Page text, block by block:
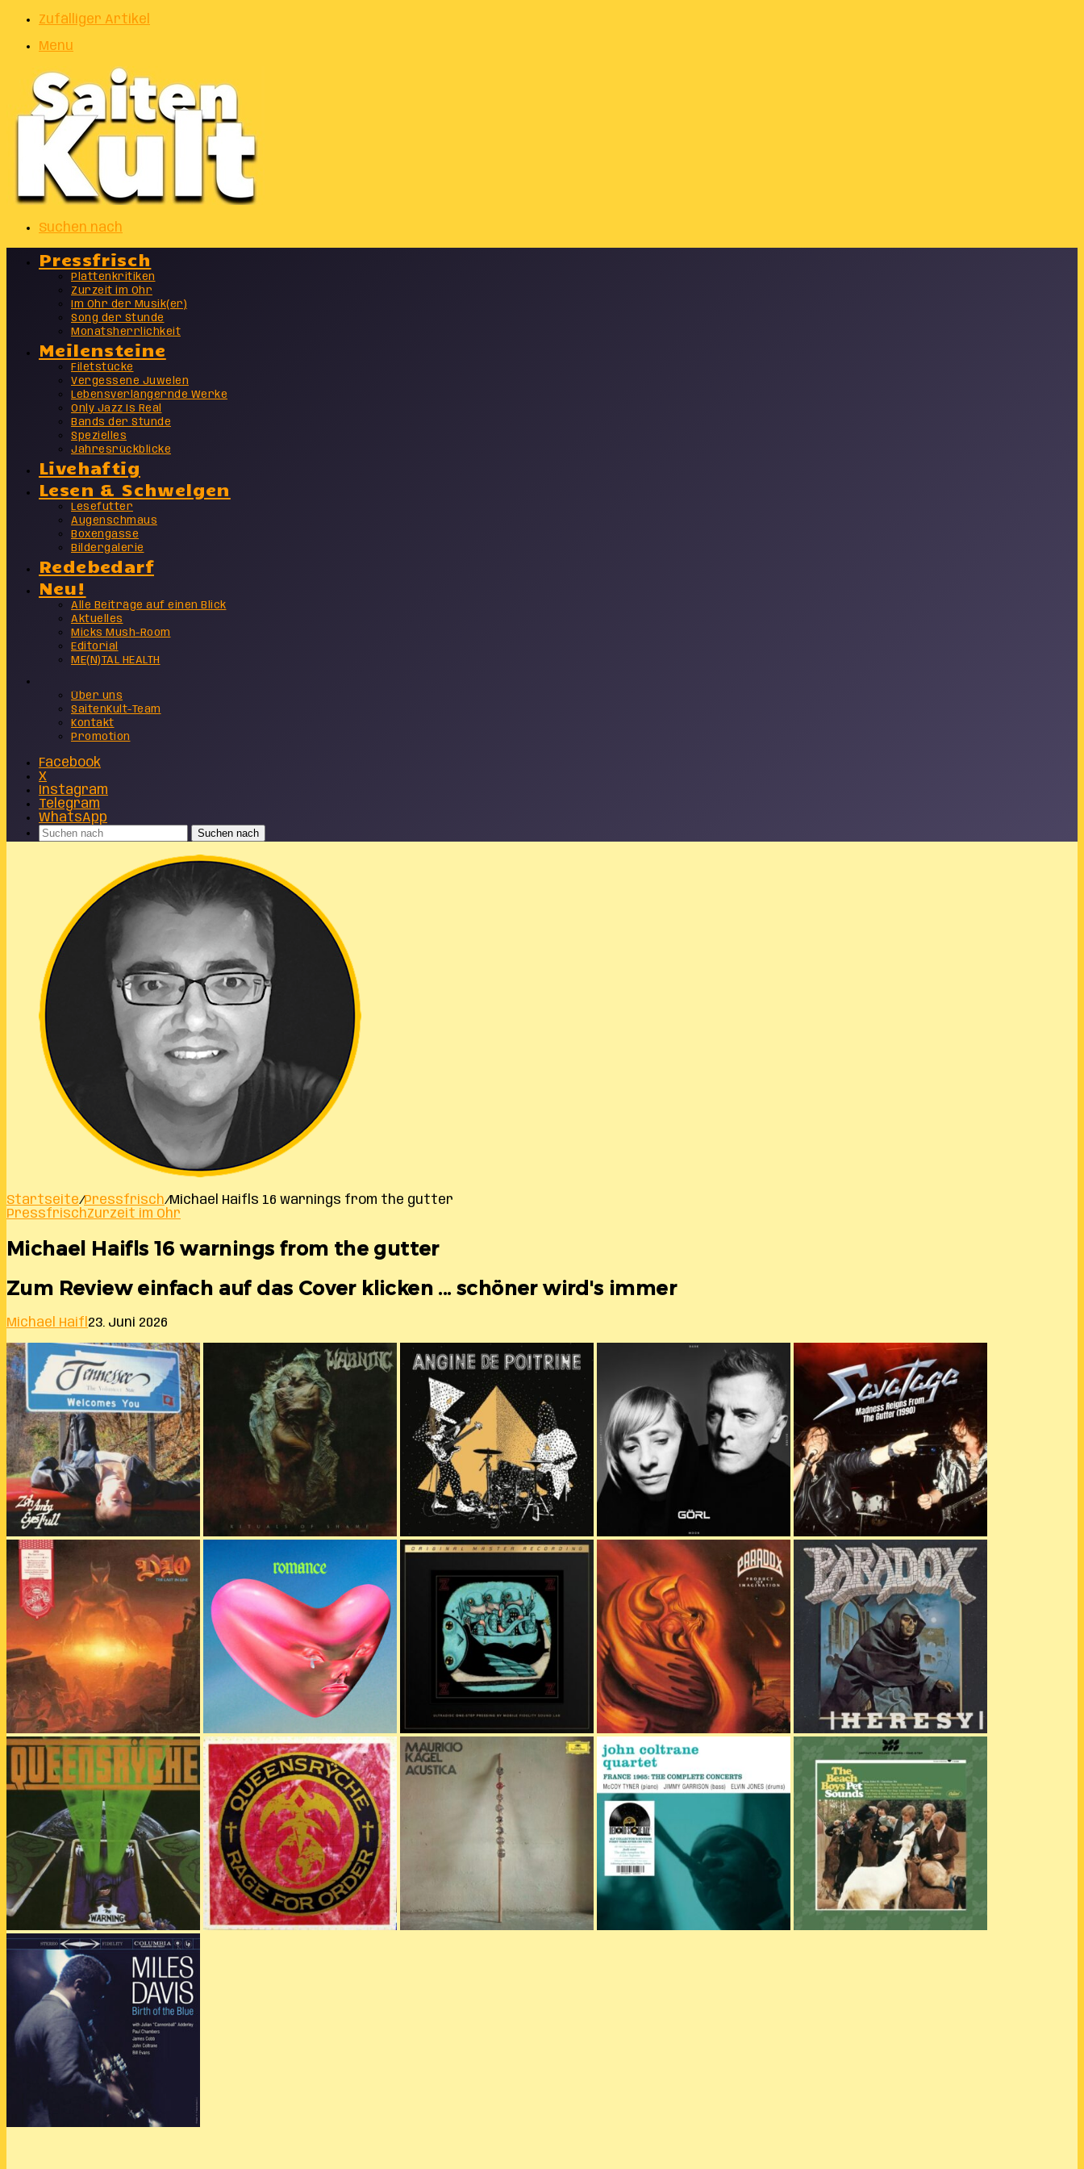
Zufälliger Artikel
Menu
Suchen nach
Pressfrisch
Plattenkritiken
Zurzeit im Ohr
Im Ohr der Musik(er)
Song der Stunde
Monatsherrlichkeit
Meilensteine
Filetstücke
Vergessene Juwelen
Lebensverlängernde Werke
Only Jazz Is Real
Bands der Stunde
Spezielles
Jahresrückblicke
Livehaftig
Lesen & Schwelgen
Lesefutter
Augenschmaus
Boxengasse
Bildergalerie
Redebedarf
Neu!
Alle Beiträge auf einen Blick
Aktuelles
Micks Mush-Room
Editorial
ME(N)TAL HEALTH
Über uns
SaitenKult-Team
Kontakt
Promotion
Facebook
X
Instagram
Telegram
WhatsApp
Suchen nach
Startseite/Pressfrisch/Michael Haifls 16 warnings from the gutter
PressfrischZurzeit im Ohr
Michael Haifls 16 warnings from the gutter
Zum Review einfach auf das Cover klicken ... schöner wird's immer
Michael Haifl 23. Juni 2026